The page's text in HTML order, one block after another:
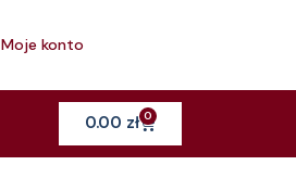
Moje konto
0.00 zł 0Cart